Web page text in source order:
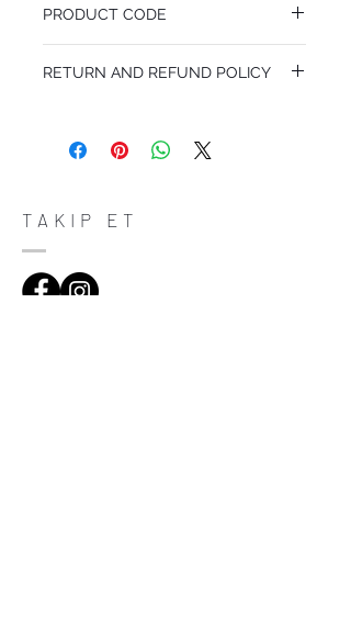
Pattern Repeat 76.2 cm
PRODUCT CODE
RETURN AND REFUND POLICY
do in case they are dissatisfied with their
trust and reassure your customers that
they can buy with confidence.
TAKIP ET